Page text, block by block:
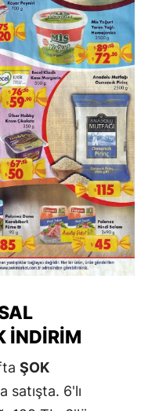
İNDIRIM
ŞOK
satışta. 6'lı